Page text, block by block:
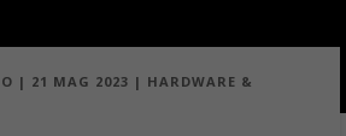
| 21 MAG 2023 | HARDWARE &